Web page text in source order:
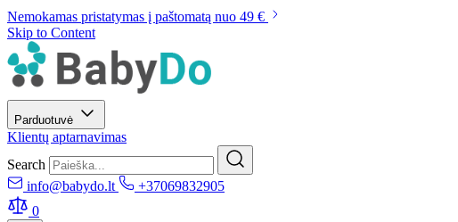
Nemokamas pristatymas į paštomatą nuo 49 €
Skip to Content
Parduotuvė
Klientų aptarnavimas
Search
info@babydo.lt
+37069832905
0